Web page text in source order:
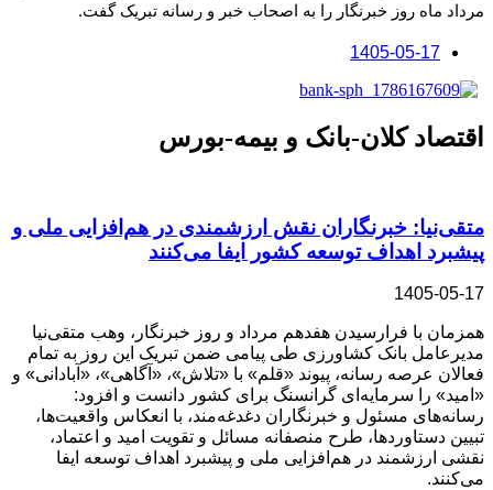
مرداد ماه روز خبرنگار را به اصحاب خبر و رسانه تبریک گفت.
1405-05-17
اقتصاد کلان-بانک و بیمه-بورس
متقی‌نیا: خبرنگاران نقش ارزشمندی در هم‌افزایی ملی و
پیشبرد اهداف توسعه کشور ایفا می‌کنند
1405-05-17
همزمان با فرارسیدن هفدهم مرداد و روز خبرنگار، وهب متقی‌نیا
مدیرعامل بانک کشاورزی طی پیامی ضمن تبریک این روز به تمام
فعالان عرصه رسانه، پیوند «قلم» با «تلاش»، «آگاهی»، «آبادانی» و
«امید» را سرمایه‌ای گرانسنگ برای کشور دانست و افزود:
رسانه‌های مسئول و خبرنگاران دغدغه‌مند، با انعکاس واقعیت‌ها،
تبیین دستاوردها، طرح منصفانه مسائل و تقویت امید و اعتماد،
نقشی ارزشمند در هم‌افزایی ملی و پیشبرد اهداف توسعه ایفا
می‌کنند.